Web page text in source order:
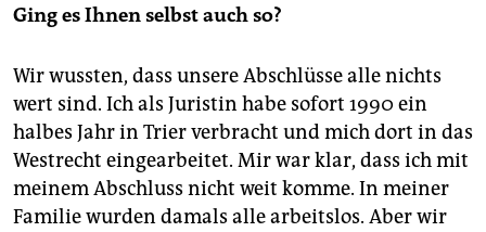
Ging es Ihnen selbst auch so?
Wir wussten, dass unsere Abschlüsse alle nichts
wert sind. Ich als Juristin habe sofort 1990 ein
halbes Jahr in Trier verbracht und mich dort in das
Westrecht eingearbeitet. Mir war klar, dass ich mit
meinem Abschluss nicht weit komme. In meiner
Familie wurden damals alle arbeitslos. Aber wir